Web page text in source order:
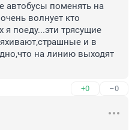
автобусы поменять на
волнует кто
я поеду...эти трясущие
и в
на линию выходят
+0 –0